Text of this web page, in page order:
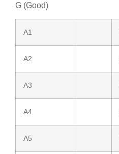
G (Good)
A1
A2
A3
A4
A5